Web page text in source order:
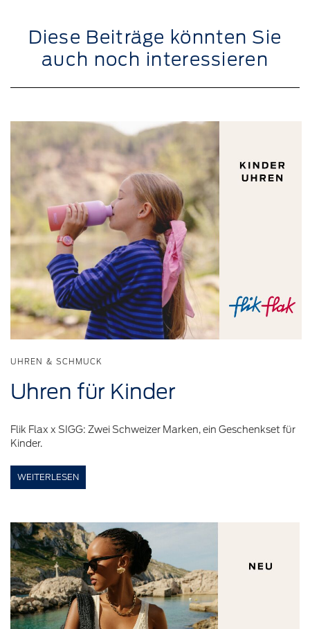
Diese Beiträge könnten Sie
auch noch interessieren
UHREN & SCHMUCK
Uhren für Kinder
Flik Flax x SIGG: Zwei Schweizer Marken, ein Geschenkset für
Kinder.
WEITERLESEN